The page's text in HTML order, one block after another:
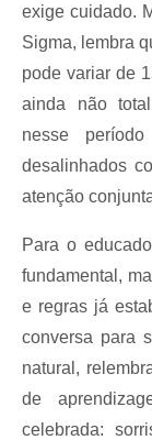
exige cuidado.
Sigma, lembra
pode variar de
ainda não
nesse
desalinhados
atenção
Para o
fundamental,
e regras já
conversa para
natural,
de
celebrada: